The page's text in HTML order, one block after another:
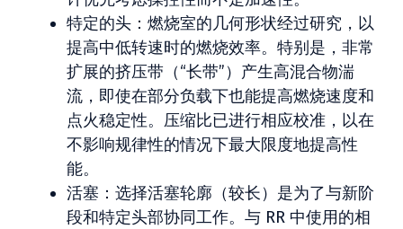
特定的头：燃烧室的几何形状经过研究，以
提高中低转速时的燃烧效率。特别是，非常
扩展的挤压带（“长带”）产生高混合物湍
流，即使在部分负载下也能提高燃烧速度和
点火稳定性。压缩比已进行相应校准，以在
不影响规律性的情况下最大限度地提高性
能。
活塞：选择活塞轮廓（较长）是为了与新阶
段和特定头部协同工作。与 RR 中使用的相